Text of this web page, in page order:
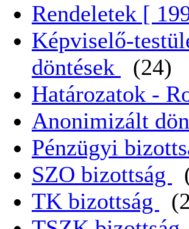
Rendeletek [
Képviselő-
döntések
(24)
Határozatok -
Anonimizált
Pénzügyi
SZO bizottság
TK bizottság